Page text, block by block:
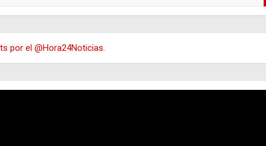
por el @Hora24Noticias.